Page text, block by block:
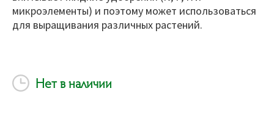
микроэлементы) и поэтому может использоваться
для выращивания различных растений.
Нет в наличии